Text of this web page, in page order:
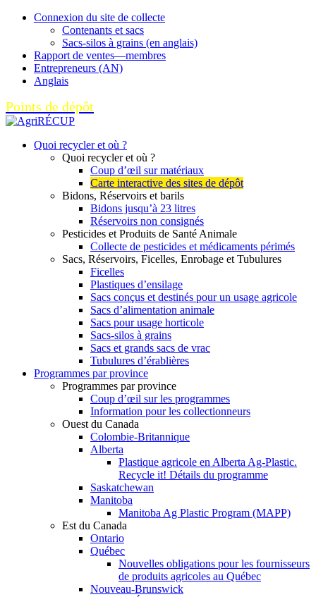
Connexion du site de collecte
Contenants et sacs
Sacs-silos à grains (en anglais)
Rapport de ventes—membres
Entrepreneurs (AN)
Anglais
Points de dépôt
Quoi recycler et où ?
Quoi recycler et où ?
Coup d’œil sur matériaux
Carte interactive des sites de dépôt
Bidons, Réservoirs et barils
Bidons jusqu’à 23 litres
Réservoirs non consignés
Pesticides et Produits de Santé Animale
Collecte de pesticides et médicaments périmés
Sacs, Réservoirs, Ficelles, Enrobage et Tubulures
Ficelles
Plastiques d’ensilage
Sacs conçus et destinés pour un usage agricole
Sacs d’alimentation animale
Sacs pour usage horticole
Sacs-silos à grains
Sacs et grands sacs de vrac
Tubulures d’érablières
Programmes par province
Programmes par province
Coup d’œil sur les programmes
Information pour les collectionneurs
Ouest du Canada
Colombie-Britannique
Alberta
Plastique agricole en Alberta Ag-Plastic.
Recycle it! Détails du programme
Saskatchewan
Manitoba
Manitoba Ag Plastic Program (MAPP)
Est du Canada
Ontario
Québec
Nouvelles obligations pour les fournisseurs
de produits agricoles au Québec
Nouveau-Brunswick